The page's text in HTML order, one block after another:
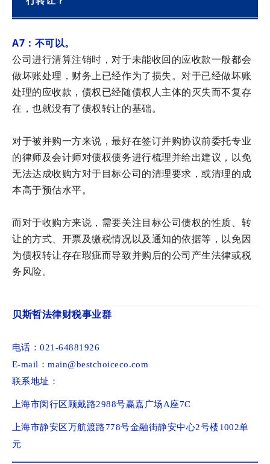
A7： 不可以。
公司进行清算注销时，对于未能收回的应收款一般都会
做坏账处理，财务上已经作为了损失。对于已经做坏账
处理的应收款，债权已经随债权人主体的灭失而不复存
在，也就没有了债权转让的基础。
对于被并购一方来说，最好在签订并购协议前委托专业
的律师及会计师对债权债务进行梳理并给出建议，以免
无法达成收购方对于目标公司的清理要求，或清理的成
本高于预估水平。
而对于收购方来说，需要关注目标公司债权的性质、转
让的方式、开票及缴税情况以及通知的依据等，以免因
为债权转让存在瑕疵而导致并购后的公司产生法律或税
务风险。
贝斯哲法律财税事业群
电话：021-64881926
E-mail：main@bestchoiceco.com
联系地址：
上海市闵行区顾戴路2988号赢嘉广场A座7C
上海市静安区万航渡路778号金融街静安中心2号楼1002单
元